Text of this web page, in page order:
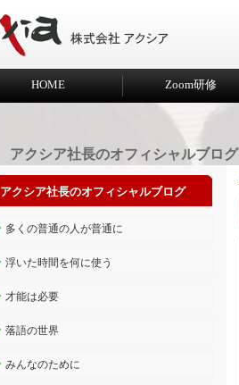
HOME Zoom研修
アクシア社長のオフィシャルブログ
アクシア社長のオフィシャルブログ
多くの普通の人が普通に
浮いた時間を何に使う
才能は必要
落語の世界
みんなのために